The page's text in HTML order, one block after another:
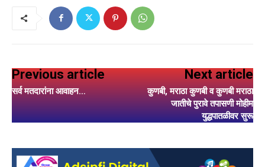
Previous article
सर्व मतदारांना आवाहन…
Next article
कुणबी, मराठा कुणबी व कुणबी मराठा
जातीचे पुरावे तपासणी मोहीम
युद्धपातळीवर सुरू